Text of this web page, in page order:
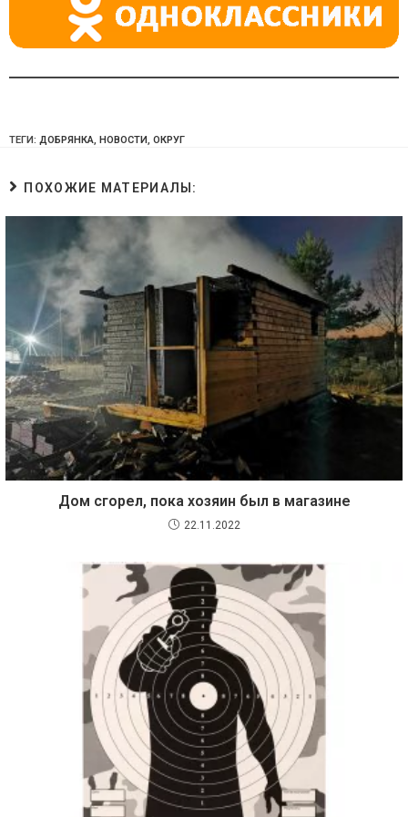
ТЕГИ: ДОБРЯНКА, НОВОСТИ, ОКРУГ
ПОХОЖИЕ МАТЕРИАЛЫ:
Дом сгорел, пока хозяин был в магазине
22.11.2022